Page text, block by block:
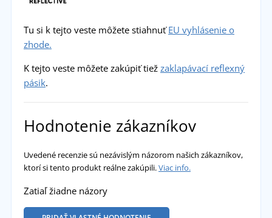
Tu si k tejto veste môžete stiahnuťEU vyhlásenie o
zhode.
K tejto veste môžete zakúpiť tiež zaklapávací reflexný
pásik.
Hodnotenie zákazníkov
Uvedené recenzie sú nezávislým názorom našich zákazníkov,
ktorí si tento produkt reálne zakúpili.Viac info.
Zatiaľ žiadne názory